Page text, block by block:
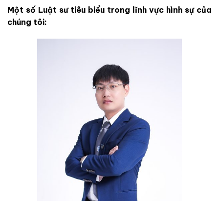
Một số Luật sư tiêu biểu trong lĩnh vực hình sự của
chúng tôi: